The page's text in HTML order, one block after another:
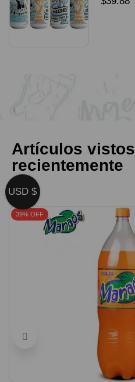
Artículos vistos
recientemente
39% OFF
USD $